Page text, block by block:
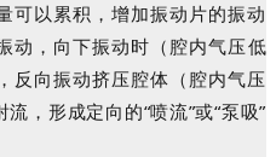
可以累积，增加振动片的振动
动，向下振动时（腔内气压低
反向振动挤压腔体（腔内气压
流 ，形成定向的“喷流”或“泵吸”